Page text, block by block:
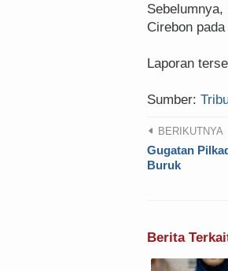
Cirebon
Laporan
Sumber:
BERIKUTNYA
Gugatan
Buruk
Berita